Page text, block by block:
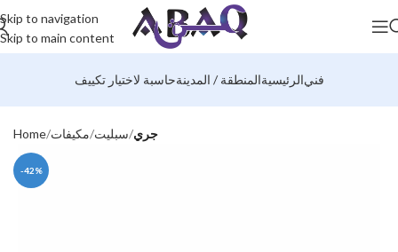
Skip to navigation
Skip to main content
حاسبة لاختيار تكييفالمنطقة / المدينةالرئيسيةفني
Home مكيفات سبليت جري
-42%